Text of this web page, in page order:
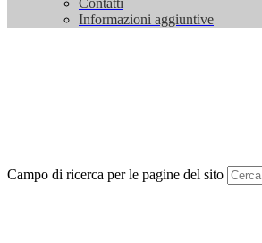
Contatti
Informazioni aggiuntive
Campo di ricerca per le pagine del sito